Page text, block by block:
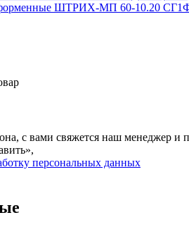
ШТРИХ-МП 60-10.20
с вами свяжется наш менеджер
персональных данных